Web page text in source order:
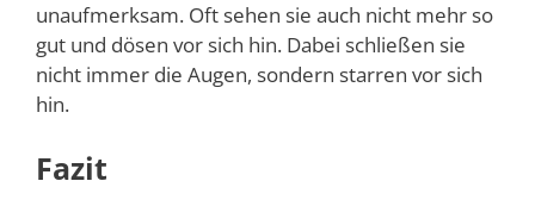
unaufmerksam. Oft sehen sie auch nicht mehr so
gut und dösen vor sich hin. Dabei schließen sie
nicht immer die Augen, sondern starren vor sich
hin.
Fazit